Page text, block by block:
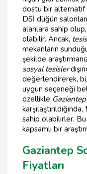
dostu bir alternatif
DSİ düğün
alanlara sahip
olabilir. Ancak,
mekanların
şekilde
sosyal tesisler
değerlendirerek,
uygun seçeneği
özellikle
sahip olabilirler.
kapsamlı bir
Gaziantep
Fiyatları